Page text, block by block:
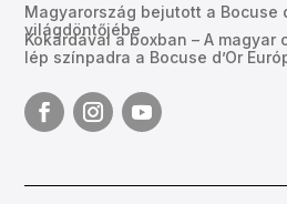
Magyarország bejutott a Bocuse
világdöntőjébe
Kokárdával a boxban – A magyar
lép színpadra a Bocuse d’Or